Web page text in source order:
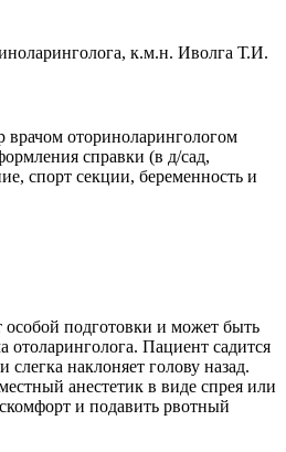
к.м.н. Иволга Т.И.
оториноларингологом
справки (в д/сад,
спорт секции, беременность и
особой подготовки и может быть
отоларинголога. Пациент садится
наклоняет голову назад.
анестетик в виде спрея или
и подавить рвотный